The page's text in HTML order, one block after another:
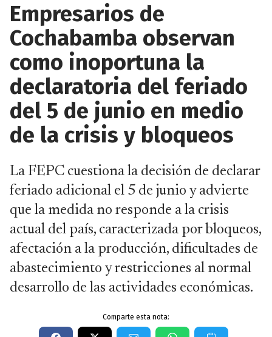
Empresarios de
Cochabamba observan
como inoportuna la
declaratoria del feriado
del 5 de junio en medio
de la crisis y bloqueos
La FEPC cuestiona la decisión de declarar
feriado adicional el 5 de junio y advierte
que la medida no responde a la crisis
actual del país, caracterizada por bloqueos,
afectación a la producción, dificultades de
abastecimiento y restricciones al normal
desarrollo de las actividades económicas.
Comparte esta nota: